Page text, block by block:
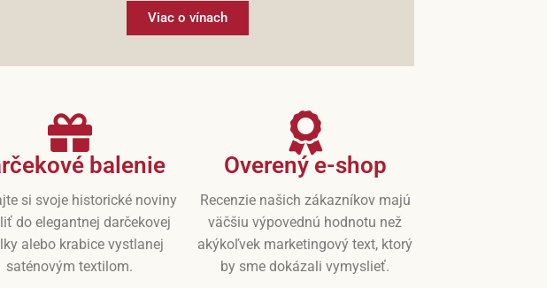
Viac o vínach
balenie
si svoje historické noviny
do elegantnej darčekovej
alebo krabice vystlanej
saténovým textilom.
Overený e-shop
Recenzie našich zákazníkov majú
väčšiu výpovednú hodnotu než
akýkoľvek marketingový text, ktorý
by sme dokázali vymyslieť.